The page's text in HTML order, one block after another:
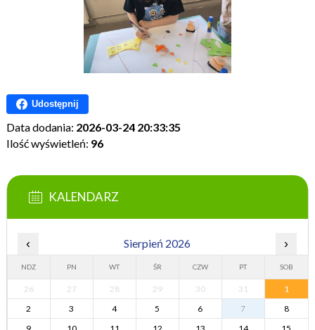
Udostępnij
Data dodania: 2026-03-24 20:33:35
Ilość wyświetleń: 96
KALENDARZ
‹ Sierpień 2026 ›
NDZ PN WT ŚR CZW PT SOB
26 27 28 29 30 31
1
2
3 4 5 6 7
8